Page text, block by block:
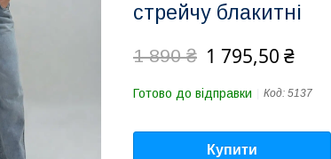
стрейчу блакитні
1 890 ₴ 1 795,50 ₴
Готово до відправки Код: 5137
Купити